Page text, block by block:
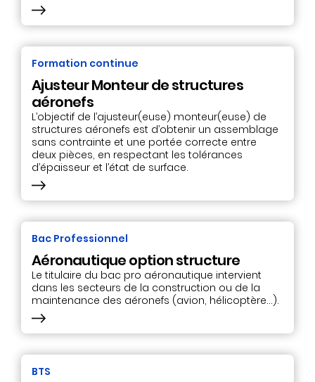
Formation continue
Ajusteur Monteur de structures
aéronefs
L’objectif de l’ajusteur(euse) monteur(euse) de
structures aéronefs est d’obtenir un assemblage
sans contrainte et une portée correcte entre
deux pièces, en respectant les tolérances
d’épaisseur et l’état de surface.
Bac Professionnel
Aéronautique option structure
Le titulaire du bac pro aéronautique intervient
dans les secteurs de la construction ou de la
maintenance des aéronefs (avion, hélicoptère…).
BTS